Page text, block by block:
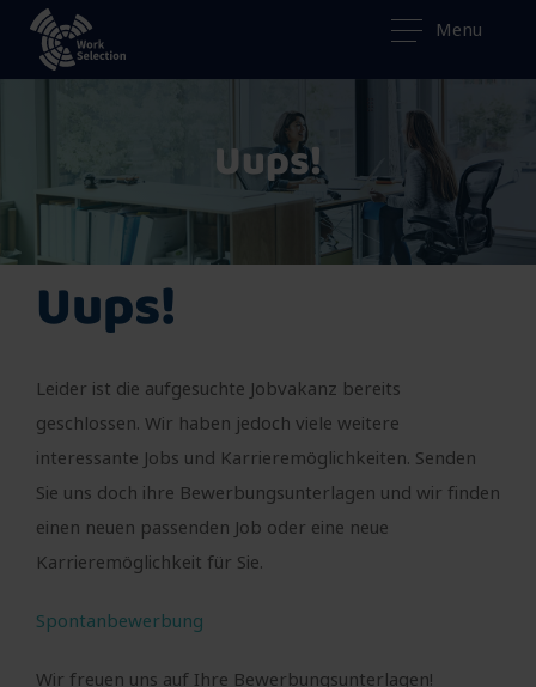
Menu
Uups!
Uups!
Leider ist die aufgesuchte Jobvakanz bereits
geschlossen. Wir haben jedoch viele weitere
interessante Jobs und Karrieremöglichkeiten. Senden
Sie uns doch ihre Bewerbungsunterlagen und wir finden
einen neuen passenden Job oder eine neue
Karrieremöglichkeit für Sie.
Spontanbewerbung
Wir freuen uns auf Ihre Bewerbungsunterlagen!